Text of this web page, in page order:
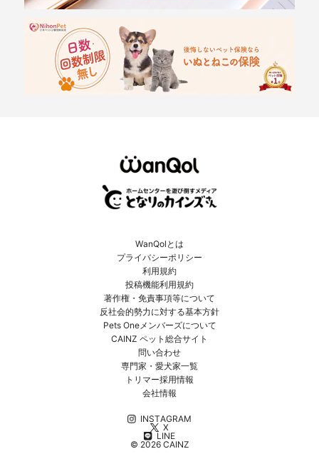
WanQolとは
プライバシーポリシー
利用規約
投稿機能利用規約
著作権・免責事項等について
反社会的勢力に対する基本方針
Pets Oneメンバーズについて
CAINZ ペット総合サイト
問い合わせ
専門家・愛犬家一覧
トリマー採用情報
会社情報
INSTAGRAM
X
LINE
© 2026 CAINZ